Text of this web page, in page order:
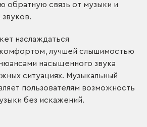
обратную связь от музыки и
звуков.
наслаждаться
лучшей слышимостью
насыщенного звука
ситуациях. Музыкальный
пользователям возможность
без искажений.